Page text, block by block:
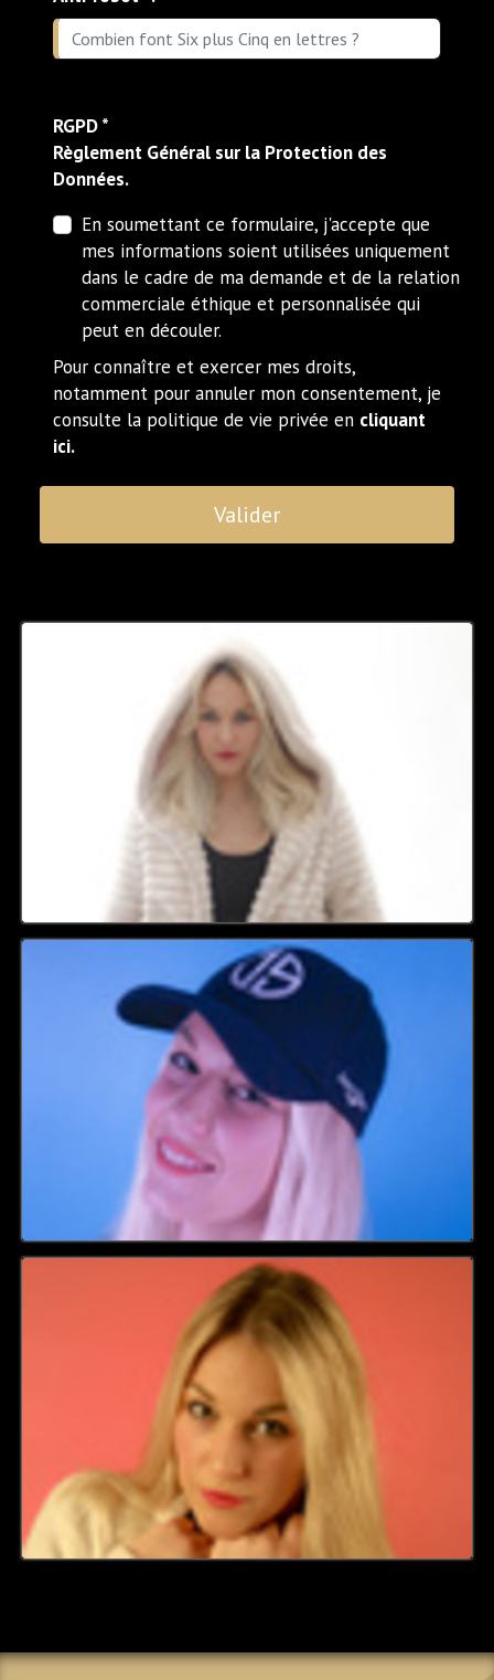
RGPD *
Règlement Général sur la Protection des
Données.
En soumettant ce formulaire, j'accepte que
mes informations soient utilisées uniquement
dans le cadre de ma demande et de la relation
commerciale éthique et personnalisée qui
peut en découler.
Pour connaître et exercer mes droits,
notamment pour annuler mon consentement, je
consulte la politique de vie privée en cliquant
ici.
Valider